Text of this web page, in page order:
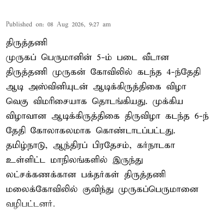
Published on: 08 Aug 2026, 9:27 am
திருத்தணி
முருகப் பெருமானின் 5-ம் படை வீடான
திருத்தணி முருகன் கோவிலில் கடந்த 4-ந்தேதி
ஆடி அஸ்வினியுடன் ஆடிக்கிருத்திகை விழா
வெகு விமரிசையாக தொடங்கியது. முக்கிய
விழாவான ஆடிக்கிருத்திகை திருவிழா கடந்த 6-ந்
தேதி கோலாகலமாக கொண்டாடப்பட்டது.
தமிழ்நாடு, ஆந்திரப் பிரதேசம், கர்நாடகா
உள்ளிட்ட மாநிலங்களில் இருந்து
லட்சக்கணக்கான பக்தர்கள் திருத்தணி
மலைக்கோவிலில் குவிந்து முருகப்பெருமானை
வழிபட்டனர்.